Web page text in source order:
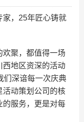
家，25年匠心铸就
聚，都值得一场
西地区资深的活动
们深谙每一次庆典
活动策划公司的核
的服务，更是对每